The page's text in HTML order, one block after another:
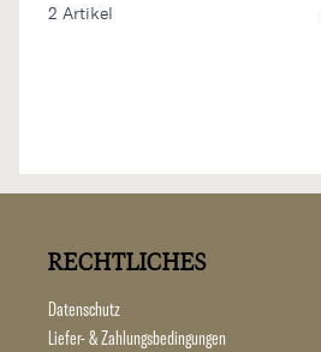
2 Artikel
RECHTLICHES
Datenschutz
Liefer- & Zahlungsbedingungen